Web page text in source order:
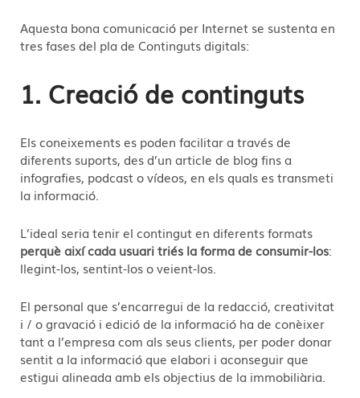
Aquesta bona comunicació per Internet se sustenta en
tres fases del pla de Continguts digitals:
1. Creació de continguts
Els coneixements es poden facilitar a través de
diferents suports, des d’un article de blog fins a
infografies, podcast o vídeos, en els quals es transmeti
la informació.
L’ideal seria tenir el contingut en diferents formats
perquè així cada usuari triés la forma de consumir-los:
llegint-los, sentint-los o veient-los.
El personal que s’encarregui de la redacció, creativitat
i / o gravació i edició de la informació ha de conèixer
tant a l’empresa com als seus clients, per poder donar
sentit a la informació que elabori i aconseguir que
estigui alineada amb els objectius de la immobiliària.